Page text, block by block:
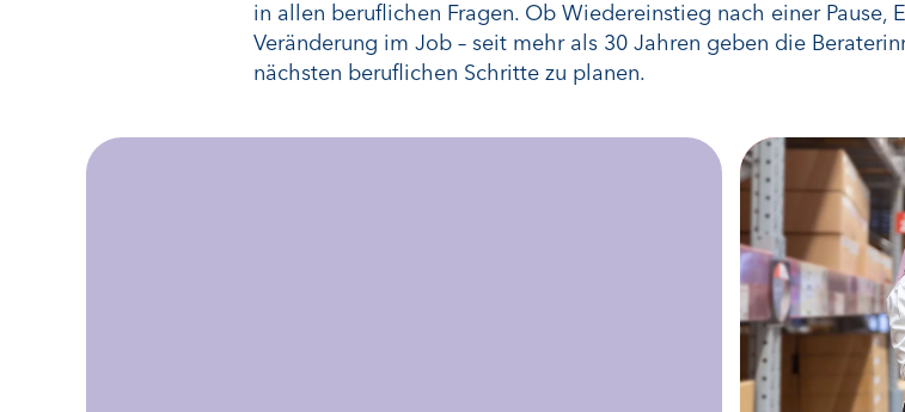
in allen beruflichen Fragen. Ob Wiedereinstieg nach einer Pause,
Veränderung im Job – seit mehr als 30 Jahren geben die
nächsten beruflichen Schritte zu planen.